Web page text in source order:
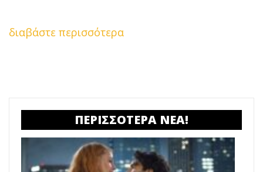
διαβάστε περισσότερα
ΠΕΡΙΣΣΟΤΕΡΑ ΝΕΑ!